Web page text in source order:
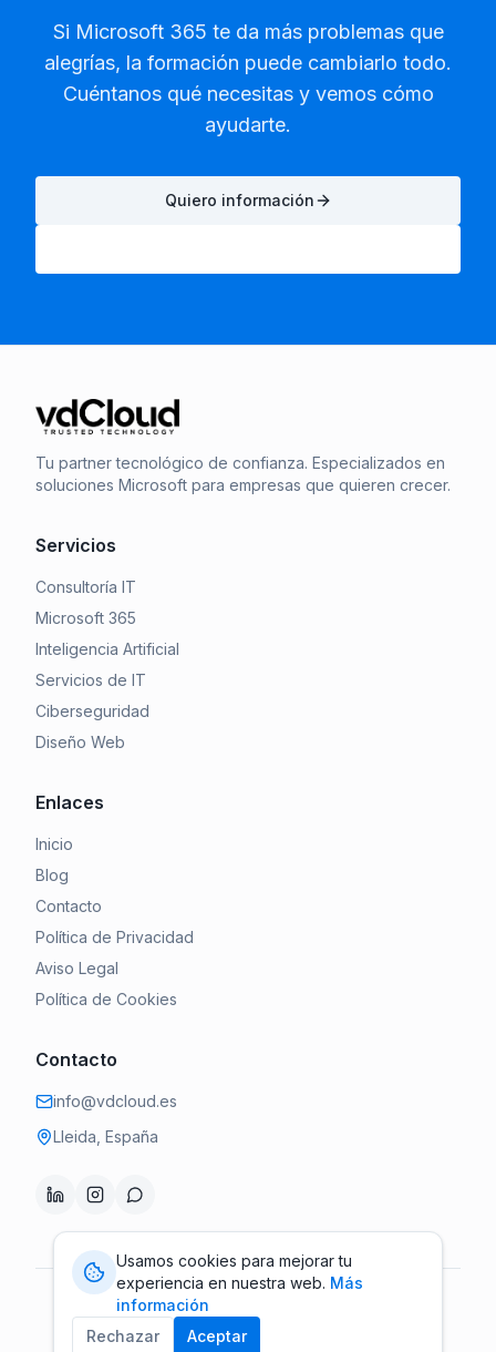
Si Microsoft 365 te da más problemas que
alegrías, la formación puede cambiarlo todo.
Cuéntanos qué necesitas y vemos cómo
ayudarte.
Quiero información
Tu partner tecnológico de confianza. Especializados en
soluciones Microsoft para empresas que quieren crecer.
Servicios
Consultoría IT
Microsoft 365
Inteligencia Artificial
Servicios de IT
Ciberseguridad
Diseño Web
Enlaces
Inicio
Blog
Contacto
Política de Privacidad
Aviso Legal
Política de Cookies
Contacto
info@vdcloud.es
Lleida, España
VD CLOUD. Todos los derechos reservados.
Privacidad
Aviso Legal
Usamos cookies para mejorar tu
experiencia en nuestra web. Más
información
Rechazar
Aceptar